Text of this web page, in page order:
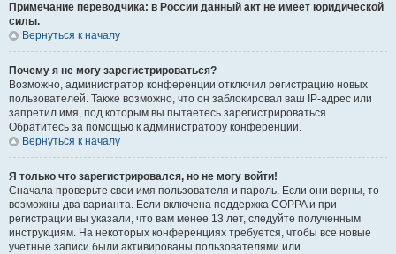
Примечание переводчика: в России данный акт не имеет юридической
силы.
Вернуться к началу
Почему я не могу зарегистрироваться?
Возможно, администратор конференции отключил регистрацию новых
пользователей. Также возможно, что он заблокировал ваш IP-адрес или
запретил имя, под которым вы пытаетесь зарегистрироваться.
Обратитесь за помощью к администратору конференции.
Вернуться к началу
Я только что зарегистрировался, но не могу войти!
Сначала проверьте свои имя пользователя и пароль. Если они верны, то
возможны два варианта. Если включена поддержка COPPA и при
регистрации вы указали, что вам менее 13 лет, следуйте полученным
инструкциям. На некоторых конференциях требуется, чтобы все новые
учётные записи были активированы пользователями или